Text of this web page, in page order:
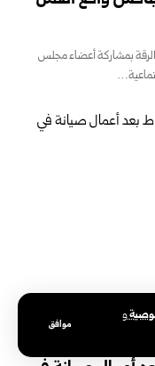
و
موافق
الرقة بمشاركة ‏أعضاء مجلس